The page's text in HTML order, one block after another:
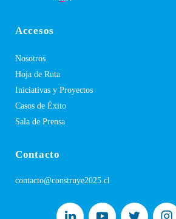
Accesos
Nosotros
Hoja de Ruta
Iniciativas y Proyectos
Casos de Éxito
Sala de Prensa
Contacto
contacto@construye2025.cl